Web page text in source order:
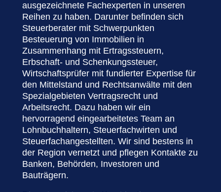
ausgezeichnete Fachexperten in unseren
Reihen zu haben. Darunter befinden sich
Steuerberater mit Schwerpunkten
Besteuerung von Immobilien in
Zusammenhang mit Ertragssteuern,
Erbschaft- und Schenkungssteuer,
Wirtschaftsprüfer mit fundierter Expertise für
den Mittelstand und Rechtsanwälte mit den
Spezialgebieten Vertragsrecht und
Arbeitsrecht. Dazu haben wir ein
hervorragend eingearbeitetes Team an
Lohnbuchhaltern, Steuerfachwirten und
Steuerfachangestellten. Wir sind bestens in
der Region vernetzt und pflegen Kontakte zu
Banken, Behörden, Investoren und
Bauträgern.